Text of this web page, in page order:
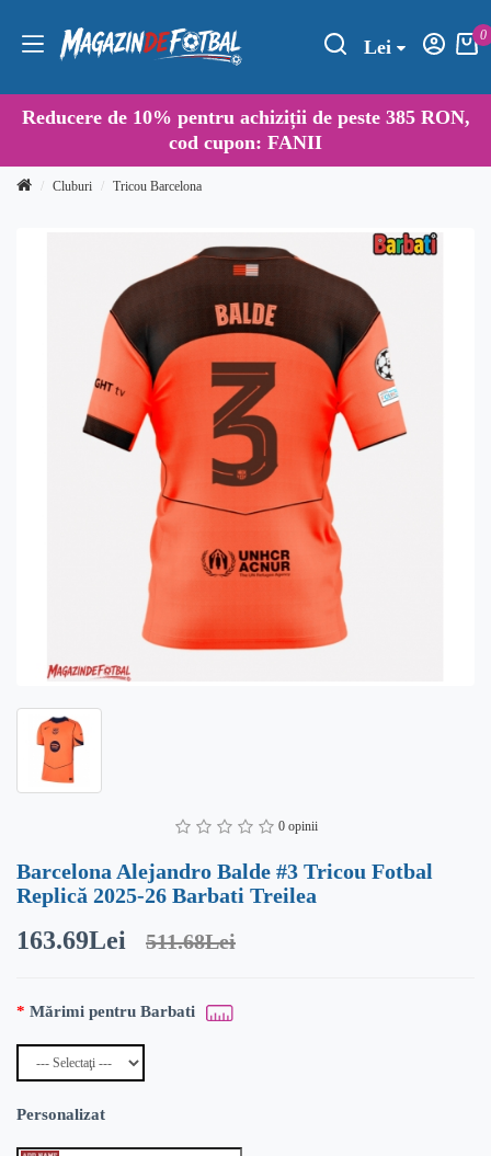
Lei
0
Reducere de 10% pentru achiziții de peste 385 RON,
cod cupon: FANII
Cluburi Tricou Barcelona
0 opinii
Barcelona Alejandro Balde #3 Tricou Fotbal
Replică 2025-26 Barbati Treilea
163.69Lei 511.68Lei
Mărimi pentru Barbati
Personalizat